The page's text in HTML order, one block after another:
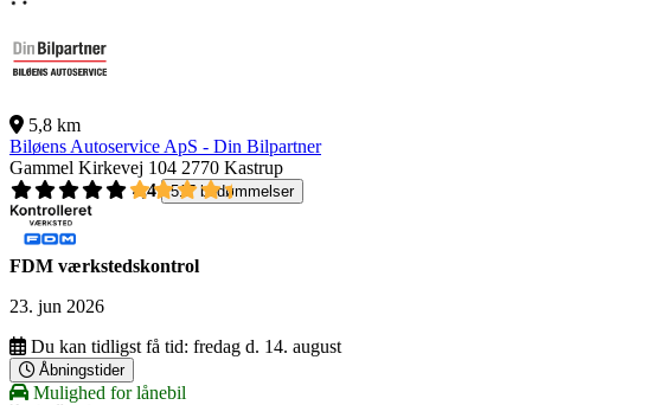
5,8 km
Biløens Autoservice ApS - Din Bilpartner
Gammel Kirkevej 104 2770 Kastrup
4,4
517 bedømmelser
FDM værkstedskontrol
23. jun 2026
Du kan tidligst få tid: fredag d. 14. august
Åbningstider
Mulighed for lånebil